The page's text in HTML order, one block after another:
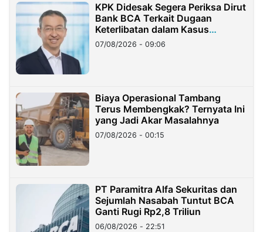
KPK Didesak Segera Periksa Dirut
Bank BCA Terkait Dugaan
Keterlibatan dalam Kasus
Hilangnya Dana Nasabah Rp2,58
Miliar
07/08/2026 - 09:06
Biaya Operasional Tambang
Terus Membengkak? Ternyata Ini
yang Jadi Akar Masalahnya
07/08/2026 - 00:15
PT Paramitra Alfa Sekuritas dan
Sejumlah Nasabah Tuntut BCA
Ganti Rugi Rp2,8 Triliun
06/08/2026 - 22:51